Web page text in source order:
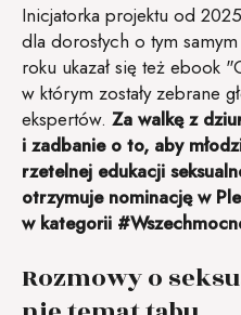
Inicjatorka projektu od
dla dorosłych o tym
roku ukazał się też ebook
w którym zostały zebrane
ekspertów. Za walkę z
i zadbanie o to, aby
rzetelnej edukacji
otrzymuje nominację w
w kategorii
Rozmowy o